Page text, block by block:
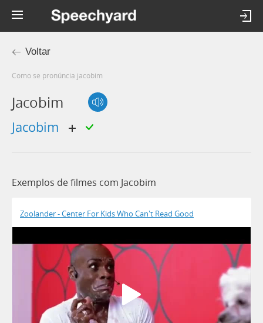
Voltar
Como se pronúncia jacobim
Jacobim
jacobim
Exemplos de filmes com Jacobim
Zoolander - Center For Kids Who Can't Read Good